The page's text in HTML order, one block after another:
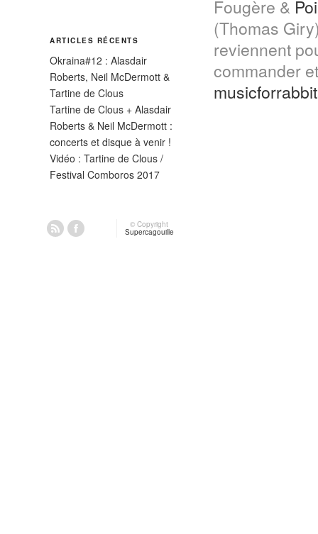
Fougère &
(Thomas
reviennent
commander
ARTICLES RÉCENTS
Okraina#12 : Alasdair
Roberts, Neil McDermott &
Tartine de Clous
Tartine de Clous + Alasdair
Roberts & Neil McDermott :
concerts et disque à venir !
Vidéo : Tartine de Clous /
Festival Comboros 2017
© Copyright
Supercagouille